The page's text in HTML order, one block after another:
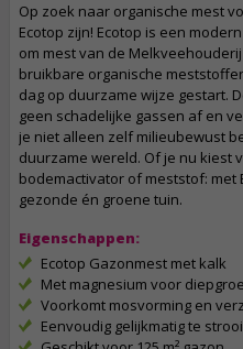
Op zoek naar organische mest
Ecotop zijn! Ecotop is een
om mest van de
bruikbare organische
dag op duurzame wijze gestart.
geen schadelijke gassen af en
je niet alleen zelf milieubewust
duurzame wereld. Of je nu kiest
bodemactivator of meststof: met
gezonde én groene tuin.
Eigenschappen:
Ecotop Gazonmest met kalk
Met magnesium voor
Voorkomt mosvorming en
Eenvoudig gelijkmatig te